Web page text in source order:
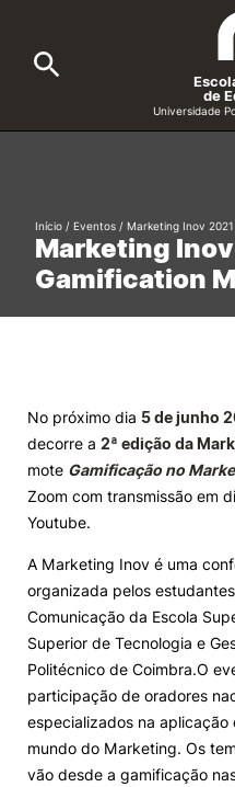
Cursos
Candidatos
Investigação e
Alunos
Knowledge Factory
Candidaturas
Elogio / Sugestão / Reclamação
de
Universidade
Formative Offer
Marketing
Gamification
Início / Eventos / Marketing Inov
No próximo dia 5 de junho
decorre a 2ª edição da
mote Gamificação no
Zoom com transmissão em
Youtube.
A Marketing Inov é uma
organizada pelos
Comunicação da Escola
Superior de Tecnologia e
Politécnico de Coimbra.O
participação de oradores
especializados na
mundo do Marketing. Os
vão desde a gamificação